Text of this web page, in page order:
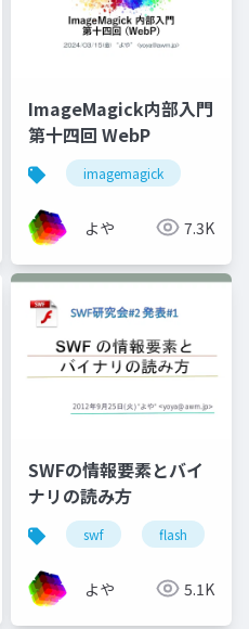
ImageMagick内部入門
第十四回 WebP
imagemagick
よや 7.3K
SWFの情報要素とバイ
ナリの読み方
swf flash
よや 5.1K